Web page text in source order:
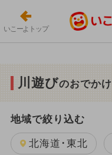
いこーよトップ
川遊びのおでかけ
地域で絞り込む
北海道･東北